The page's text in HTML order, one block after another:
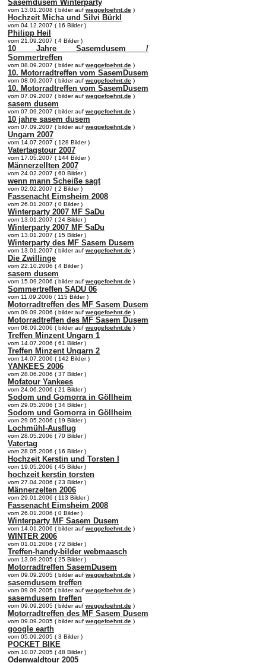
Sasemdusem Winterparty
vom 13.01.2008 ( bilder auf weggefoehnt.de )
Hochzeit Micha und Silvi Bürkl
vom 04.12.2007 ( 16 Bilder )
Philipp Heil
vom 21.09.2007 ( 4 Bilder )
10 Jahre Sasemdusem /
Sommertreffen
vom 08.09.2007 ( bilder auf weggefoehnt.de )
10. Motorradtreffen vom SasemDusem
vom 08.09.2007 ( bilder auf weggefoehnt.de )
10. Motorradtreffen vom SasemDusem
vom 07.09.2007 ( bilder auf weggefoehnt.de )
sasem dusem
vom 07.09.2007 ( bilder auf weggefoehnt.de )
10 jahre sasem dusem
vom 07.09.2007 ( bilder auf weggefoehnt.de )
Ungarn 2007
vom 14.07.2007 ( 128 Bilder )
Vatertagstour 2007
vom 17.05.2007 ( 144 Bilder )
Männerzellten 2007
vom 24.02.2007 ( 60 Bilder )
wenn mann Scheiße sagt
vom 02.02.2007 ( 2 Bilder )
Fassenacht Eimsheim 2008
vom 26.01.2007 ( 0 Bilder )
Winterparty 2007 MF SaDu
vom 13.01.2007 ( 24 Bilder )
Winterparty 2007 MF SaDu
vom 13.01.2007 ( 15 Bilder )
Winterparty des MF Sasem Dusem
vom 13.01.2007 ( bilder auf weggefoehnt.de )
Die Zwillinge
vom 22.10.2006 ( 4 Bilder )
sasem dusem
vom 15.09.2006 ( bilder auf weggefoehnt.de )
Sommertreffen SADU 06
vom 11.09.2006 ( 115 Bilder )
Motorradtreffen des MF Sasem Dusem
vom 09.09.2006 ( bilder auf weggefoehnt.de )
Motorradtreffen des MF Sasem Dusem
vom 08.09.2006 ( bilder auf weggefoehnt.de )
Treffen Minzent Ungarn 1
vom 14.07.2006 ( 61 Bilder )
Treffen Minzent Ungarn 2
vom 14.07.2006 ( 142 Bilder )
YANKEES 2006
vom 28.06.2006 ( 37 Bilder )
Mofatour Yankees
vom 24.06.2006 ( 21 Bilder )
Sodom und Gomorra in Göllheim
vom 29.05.2006 ( 34 Bilder )
Sodom und Gomorra in Göllheim
vom 29.05.2006 ( 19 Bilder )
Lochmühl-Ausflug
vom 28.05.2006 ( 70 Bilder )
Vatertag
vom 28.05.2006 ( 16 Bilder )
Hochzeit Kerstin und Torsten I
vom 19.05.2006 ( 45 Bilder )
hochzeit kerstin torsten
vom 27.04.2006 ( 23 Bilder )
Männerzelten 2006
vom 29.01.2006 ( 113 Bilder )
Fassenacht Eimsheim 2008
vom 26.01.2006 ( 0 Bilder )
Winterparty MF Sasem Dusem
vom 14.01.2006 ( bilder auf weggefoehnt.de )
WINTER 2006
vom 01.01.2006 ( 72 Bilder )
Treffen-handy-bilder webmaasch
vom 13.09.2005 ( 25 Bilder )
Motorradtreffen SasemDusem
vom 09.09.2005 ( bilder auf weggefoehnt.de )
sasemdusem treffen
vom 09.09.2005 ( bilder auf weggefoehnt.de )
sasemdusem treffen
vom 09.09.2005 ( bilder auf weggefoehnt.de )
Motorradtreffen des MF Sasem Dusem
vom 09.09.2005 ( bilder auf weggefoehnt.de )
google earth
vom 05.09.2005 ( 3 Bilder )
POCKET BIKE
vom 10.07.2005 ( 48 Bilder )
Odenwaldtour 2005